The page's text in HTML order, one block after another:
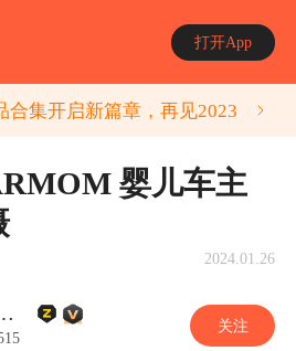
打开App
合集开启新篇章，再见2023
婴儿车主
2024.01.26
实验室
关注